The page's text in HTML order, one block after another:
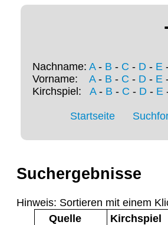
Nachname: A- B - C - D - E
Vorname: A- B - C - D - E
Kirchspiel: A- B - C - D- E
Startseite
Suchergebnisse
Hinweis: Sortieren mit einem
Quelle
Kirchspiel